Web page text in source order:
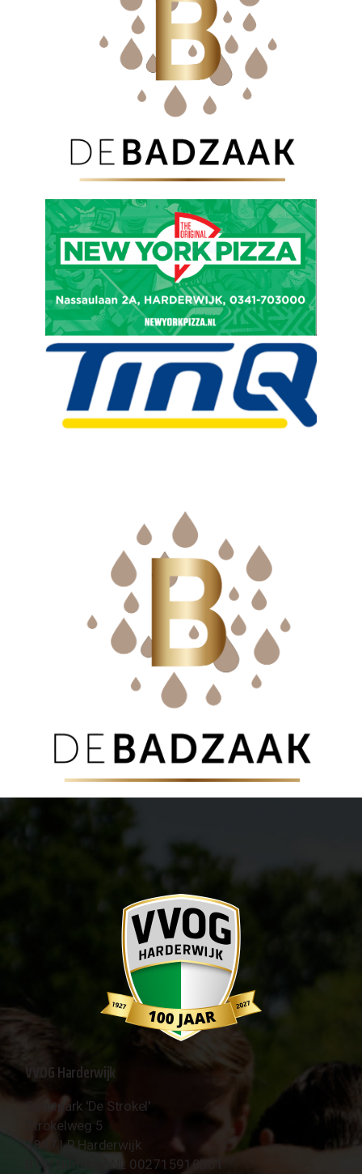
VVOG Harderwijk
Sportpark 'De Strokel'
Strokelweg 5
3847 LR Harderwijk
BTW Nummer NL 002715910B01